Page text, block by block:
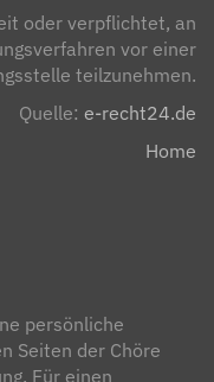
oder verpflichtet, an
vor einer
teilzunehmen.
Quelle: e-recht24.de
Home
persönliche
Seiten der Chöre
Für einen